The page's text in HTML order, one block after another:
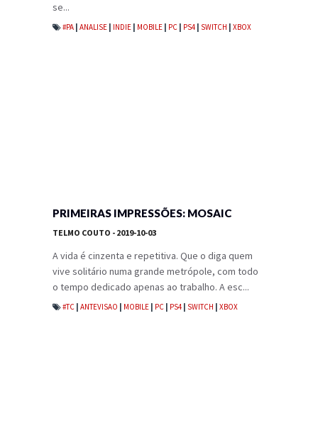
se...
#PA ANALISE INDIE MOBILE PC PS4 SWITCH XBOX
PRIMEIRAS IMPRESSÕES: MOSAIC
TELMO COUTO - 2019-10-03
A vida é cinzenta e repetitiva. Que o diga quem
vive solitário numa grande metrópole, com todo
o tempo dedicado apenas ao trabalho. A esc...
#TC ANTEVISAO MOBILE PC PS4 SWITCH XBOX